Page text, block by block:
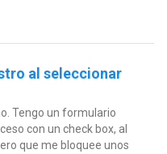
al seleccionar
Tengo un formulario
con un check box, al
que me bloquee unos